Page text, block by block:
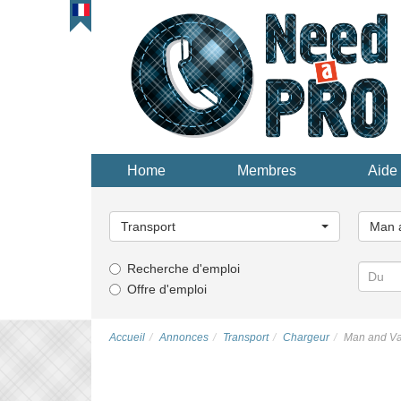
Home Membres Aide
une
catégorie...
Transport
uneMan
Recherche d'emploi
Offre d'emploi
Accueil Annonces Transport Chargeur Man and